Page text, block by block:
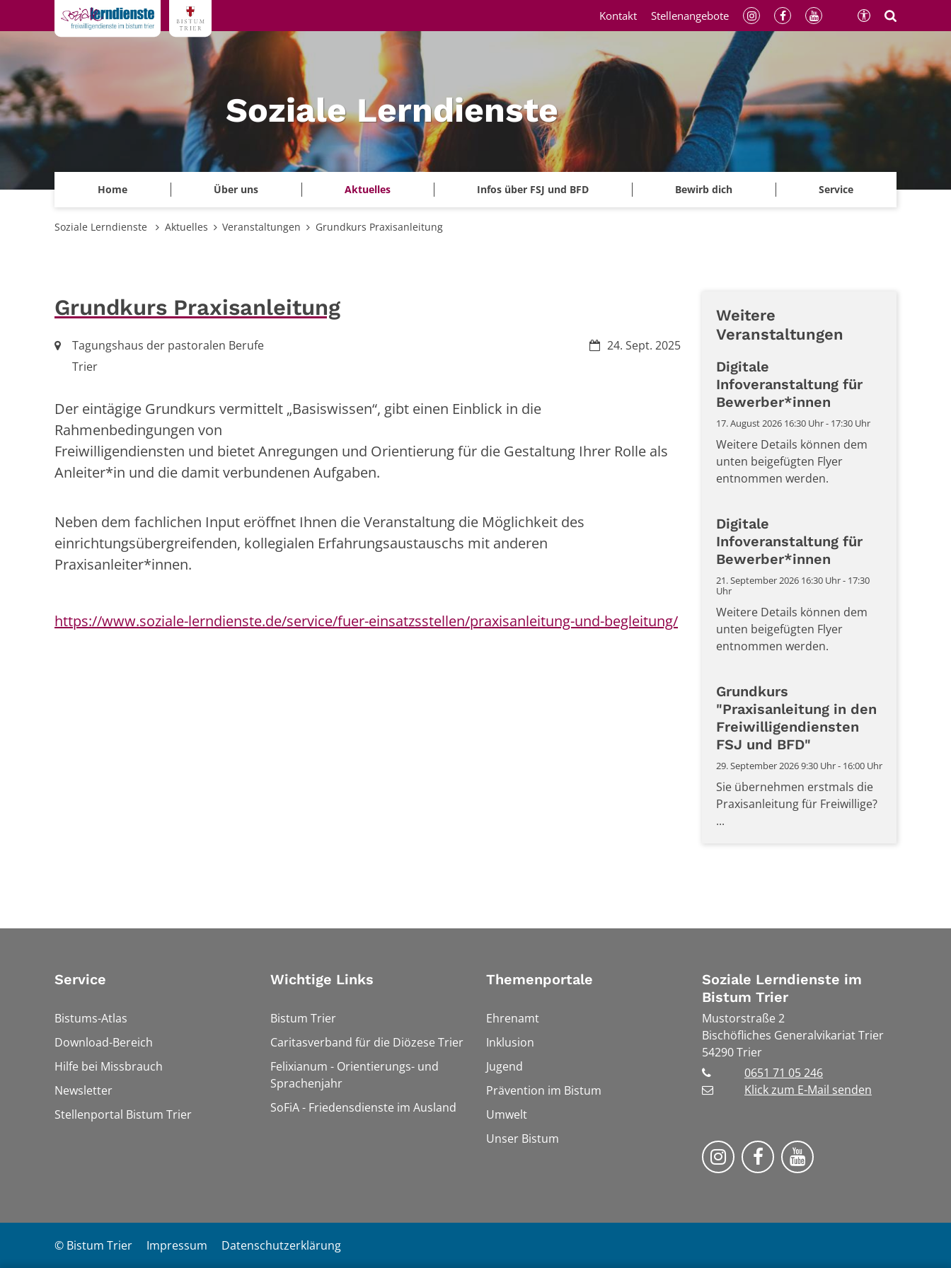
Zum Inhalt springen
Soziale Lerndienste
Home Über uns Aktuelles Infos über FSJ und BFD Bewirb dich Service
Kontakt Stellenangebote
Soziale Lerndienste Aktuelles Veranstaltungen Grundkurs Praxisanleitung
Grundkurs Praxisanleitung
Datum:
24. Sept. 2025
Ort:Tagungshaus der pastoralen Berufe
Trier
Der eintägige Grundkurs vermittelt „Basiswissen“, gibt einen Einblick in die
Rahmenbedingungen von
Freiwilligendiensten und bietet Anregungen und Orientierung für die Gestaltung Ihrer Rolle als
Anleiter*in und die damit verbundenen Aufgaben.
Neben dem fachlichen Input eröffnet Ihnen die Veranstaltung die Möglichkeit des
einrichtungsübergreifenden, kollegialen Erfahrungsaustauschs mit anderen
Praxisanleiter*innen.
https://www.soziale-lerndienste.de/service/fuer-einsatzsstellen/praxisanleitung-und-begleitung/
Weitere
Veranstaltungen
Digitale
Infoveranstaltung für
Bewerber*innen
17. August 2026 16:30 Uhr - 17:30 Uhr
Weitere Details können dem
unten beigefügten Flyer
entnommen werden.
Digitale
Infoveranstaltung für
Bewerber*innen
21. September 2026 16:30 Uhr - 17:30
Uhr
Weitere Details können dem
unten beigefügten Flyer
entnommen werden.
Grundkurs
"Praxisanleitung in den
Freiwilligendiensten
FSJ und BFD"
29. September 2026 9:30 Uhr - 16:00 Uhr
Sie übernehmen erstmals die
Praxisanleitung für Freiwillige?
...
Service
Bistums-Atlas
Download-Bereich
Hilfe bei Missbrauch
Newsletter
Stellenportal Bistum Trier
Wichtige Links
Bistum Trier
Caritasverband für die Diözese Trier
Felixianum - Orientierungs- und
Sprachenjahr
SoFiA - Friedensdienste im Ausland
Themenportale
Ehrenamt
Inklusion
Jugend
Prävention im Bistum
Umwelt
Unser Bistum
Soziale Lerndienste im
Bistum Trier
Mustorstraße 2
Bischöfliches Generalvikariat Trier
54290Trier
0651 71 05 246
Klick zum E-Mail senden
Soziale Lerndienste auf
Soziale Lerndienste auf
Soziale Lerndienste
© Bistum Trier Impressum Datenschutzerklärung